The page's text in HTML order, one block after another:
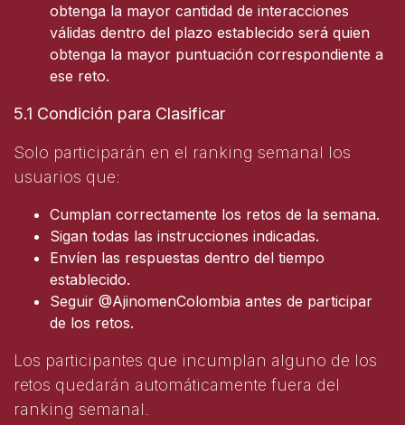
obtenga la mayor cantidad de interacciones
válidas dentro del plazo establecido será quien
obtenga la mayor puntuación correspondiente a
ese reto.
5.1 Condición para Clasificar
Solo participarán en el ranking semanal los
usuarios que:
Cumplan correctamente los retos de la semana.
Sigan todas las instrucciones indicadas.
Envíen las respuestas dentro del tiempo
establecido.
Seguir @AjinomenColombia antes de participar
de los retos.
Los participantes que incumplan alguno de los
retos quedarán automáticamente fuera del
ranking semanal.